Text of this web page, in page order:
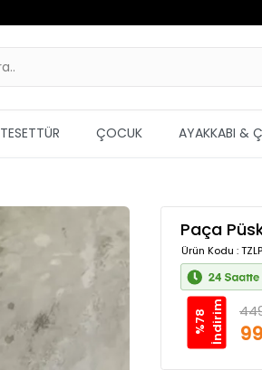
TESETTÜR ÇOCUK AYAKKABI &
Paça
Ürün Kodu :
%
7
8
İ
n
d
i
r
i m